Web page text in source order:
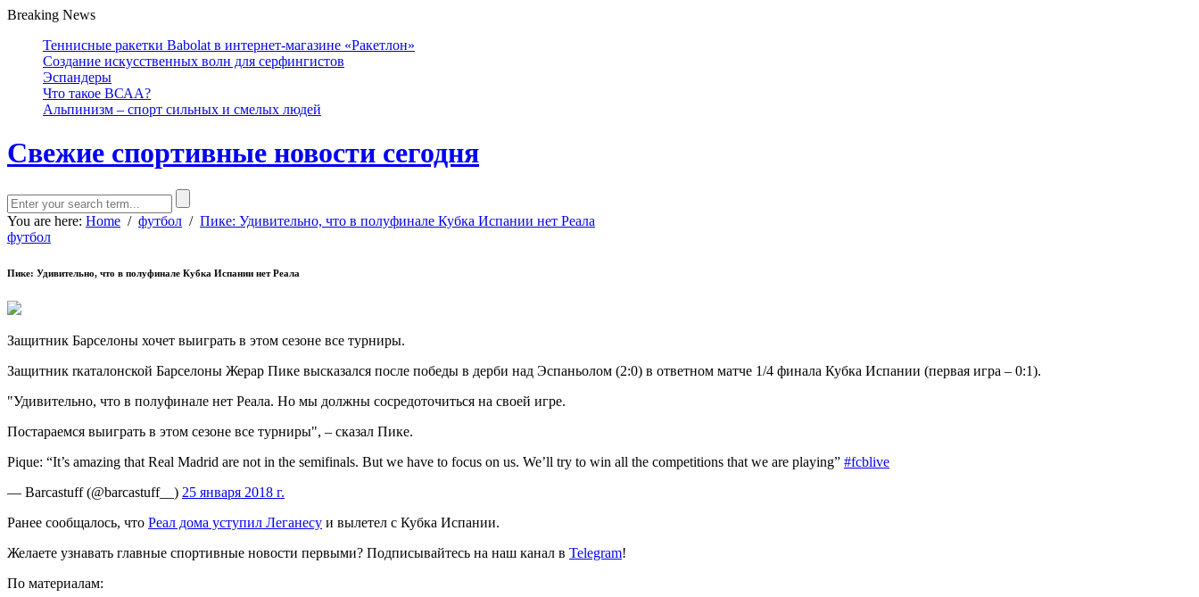
Breaking News
Теннисные ракетки Babolat в интернет-магазине «Ракетлон»
Создание искусственных волн для серфингистов
Эспандеры
Что такое ВСАА?
Альпинизм – спорт сильных и смелых людей
Свежие спортивные новости сегодня
You are here: Home / футбол / Пике: Удивительно, что в полуфинале Кубка Испании нет Реала
футбол
Пике: Удивительно, что в полуфинале Кубка Испании нет Реала
Защитник Барселоны хочет выиграть в этом сезоне все турниры.
Защитник rкаталонской Барселоны Жерар Пике высказался после победы в дерби над Эспаньолом (2:0) в ответном матче 1/4 финала Кубка Испании (первая игра – 0:1).
"Удивительно, что в полуфинале нет Реала. Но мы должны сосредоточиться на своей игре.
Постараемся выиграть в этом сезоне все турниры", – сказал Пике.
Pique: “It’s amazing that Real Madrid are not in the semifinals. But we have to focus on us. We’ll try to win all the competitions that we are playing” #fcblive
— Barcastuff (@barcastuff__) 25 января 2018 г.
Ранее сообщалось, что Реал дома уступил Леганесу и вылетел с Кубка Испании.
Желаете узнавать главные спортивные новости первыми? Подписывайтесь на наш канал в Telegram!
По материалам: